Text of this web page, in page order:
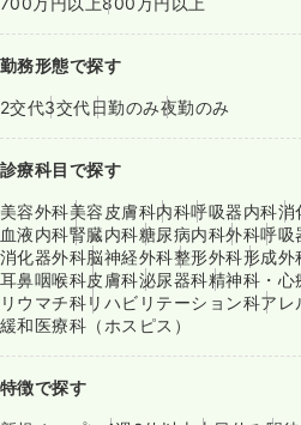
勤務形態で探す
2交代3交代日勤のみ夜勤のみ
診療科目で探す
美容外科美容皮膚科内科呼吸器内科消
血液内科腎臓内科糖尿病内科外科呼吸
消化器外科脳神経外科整形外科形成外
耳鼻咽喉科皮膚科泌尿器科精神科・心
リウマチ科リハビリテーション科アレ
緩和医療科（ホスピス）
特徴で探す